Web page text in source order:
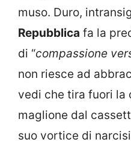
muso. Duro,
Repubblica fa la
di “compassione
non riesce ad
vedi che tira fuori la
maglione dal
suo vortice di